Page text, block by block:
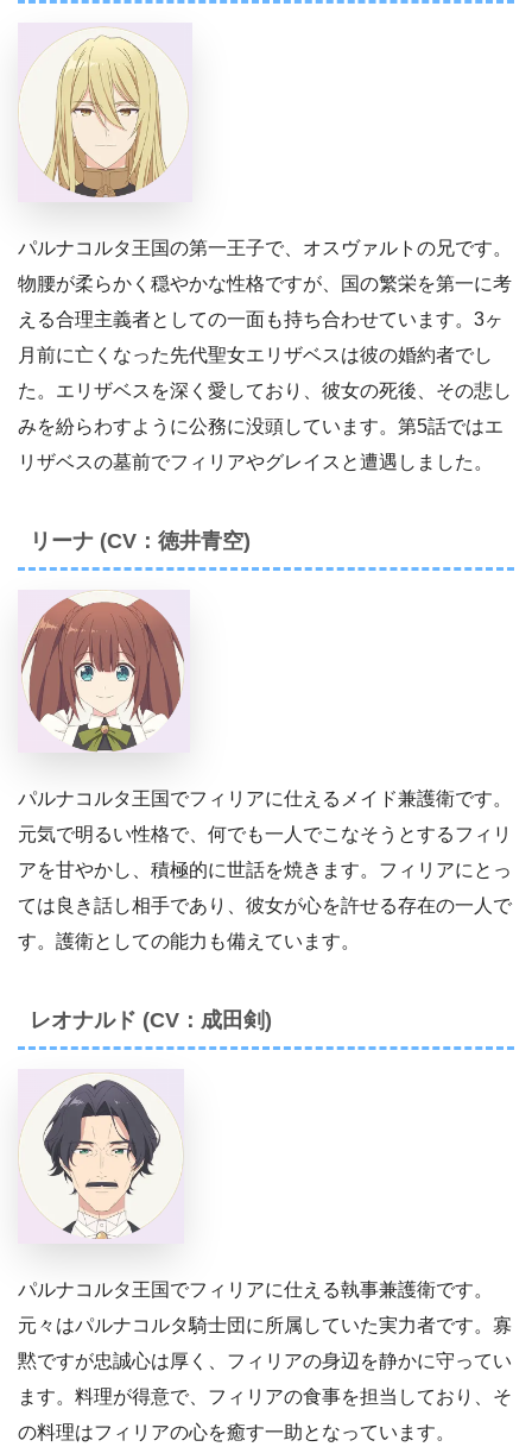
パルナコルタ王国の第一王子で、オスヴァルトの兄です。
物腰が柔らかく穏やかな性格ですが、国の繁栄を第一に考
える合理主義者としての一面も持ち合わせています。3ヶ
月前に亡くなった先代聖女エリザベスは彼の婚約者でし
た。エリザベスを深く愛しており、彼女の死後、その悲し
みを紛らわすように公務に没頭しています。第5話ではエ
リザベスの墓前でフィリアやグレイスと遭遇しました。
リーナ (CV：徳井青空)
パルナコルタ王国でフィリアに仕えるメイド兼護衛です。
元気で明るい性格で、何でも一人でこなそうとするフィリ
アを甘やかし、積極的に世話を焼きます。フィリアにとっ
ては良き話し相手であり、彼女が心を許せる存在の一人で
す。護衛としての能力も備えています。
レオナルド (CV：成田剣)
パルナコルタ王国でフィリアに仕える執事兼護衛です。
元々はパルナコルタ騎士団に所属していた実力者です。寡
黙ですが忠誠心は厚く、フィリアの身辺を静かに守ってい
ます。料理が得意で、フィリアの食事を担当しており、そ
の料理はフィリアの心を癒す一助となっています。